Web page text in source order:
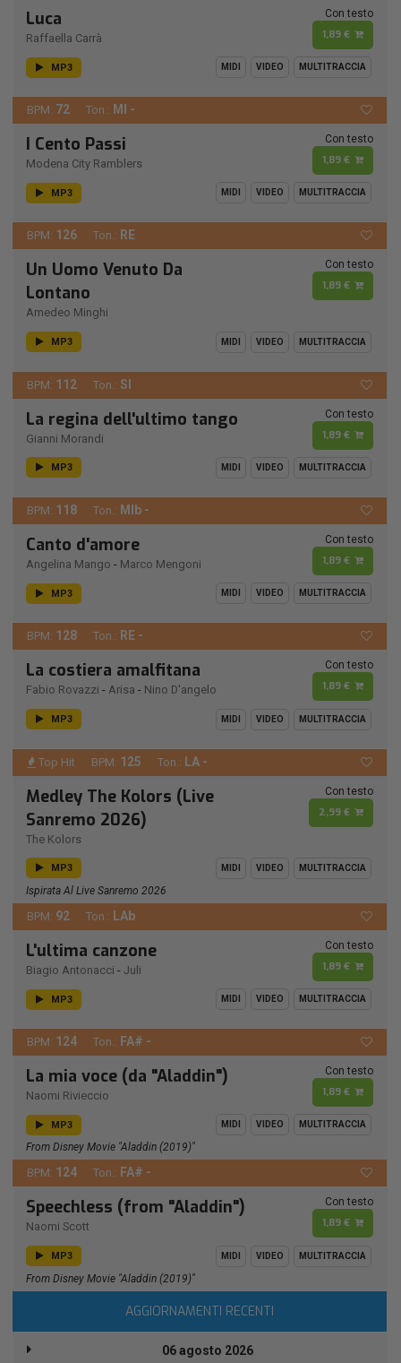
Luca
Raffaella Carrà
Con testo
1,89 €
MP3 MIDI VIDEO MULTITRACCIA
BPM: 72 Ton.: MI -
I Cento Passi
Modena City Ramblers
Con testo
1,89 €
MP3 MIDI VIDEO MULTITRACCIA
BPM: 126 Ton.: RE
Un Uomo Venuto Da
Lontano
Amedeo Minghi
Con testo
1,89 €
MP3 MIDI VIDEO MULTITRACCIA
BPM: 112 Ton.: SI
La regina dell'ultimo tango
Gianni Morandi
Con testo
1,89 €
MP3 MIDI VIDEO MULTITRACCIA
BPM: 118 Ton.: MIb -
Canto d'amore
Angelina Mango - Marco Mengoni
Con testo
1,89 €
MP3 MIDI VIDEO MULTITRACCIA
BPM: 128 Ton.: RE -
La costiera amalfitana
Fabio Rovazzi - Arisa - Nino D'angelo
Con testo
1,89 €
MP3 MIDI VIDEO MULTITRACCIA
Top Hit BPM: 125 Ton.: LA -
Medley The Kolors (Live
Sanremo 2026)
The Kolors
Con testo
2,99 €
MP3 MIDI VIDEO MULTITRACCIA
Ispirata Al Live Sanremo 2026
BPM: 92 Ton.: LAb
L'ultima canzone
Biagio Antonacci - Juli
Con testo
1,89 €
MP3 MIDI VIDEO MULTITRACCIA
BPM: 124 Ton.: FA# -
La mia voce (da "Aladdin")
Naomi Rivieccio
Con testo
1,89 €
MP3 MIDI VIDEO MULTITRACCIA
From Disney Movie "Aladdin (2019)"
BPM: 124 Ton.: FA# -
Speechless (from "Aladdin")
Naomi Scott
Con testo
1,89 €
MP3 MIDI VIDEO MULTITRACCIA
From Disney Movie "Aladdin (2019)"
AGGIORNAMENTI RECENTI
06 agosto 2026